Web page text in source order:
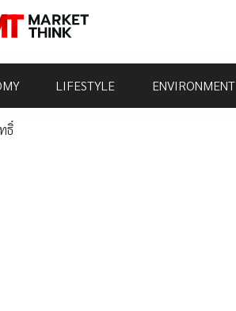
LIFESTYLE ENVIRONMENT